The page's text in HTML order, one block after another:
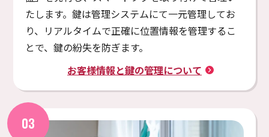
たします。鍵は管理システムにて⼀元管理してお
り、リアルタイムで正確に位置情報を管理するこ
とで、鍵の紛失を防ぎます。
お客様情報と鍵の管理について